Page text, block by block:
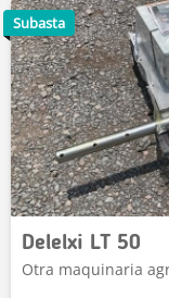
Delelxi LT 50
Otra maquinaria
Subasta